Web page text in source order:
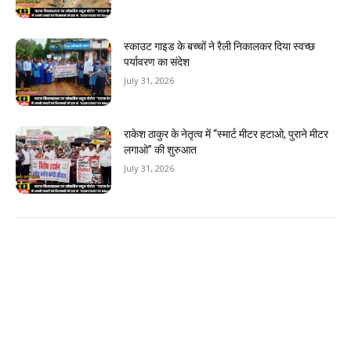
स्काउट गाइड के बच्चों ने रैली निकालकर दिया स्वच्छ
पर्यावरण का संदेश
July 31, 2026
राकेश ठाकुर के नेतृत्व में “स्मार्ट मीटर हटाओ, पुराने मीटर
लगाओ” की शुरुआत
July 31, 2026